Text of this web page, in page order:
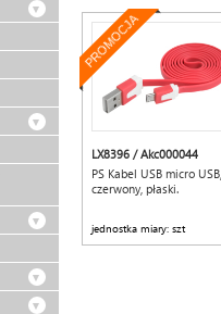
PROMOCJA
LX8396 / Akc000044
PS Kabel USB micro USB,
czerwony, płaski.
jednostka miary: szt